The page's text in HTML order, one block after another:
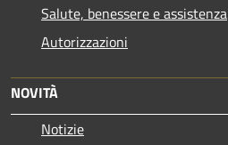
Salute, benessere e assistenza
Autorizzazioni
NOVITÀ
Notizie